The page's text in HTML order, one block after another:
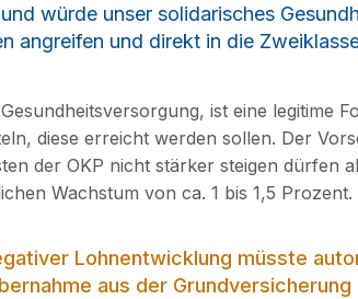
würde unser solidarisches
angreifen und direkt in die
ist eine legitime
diese erreicht werden sollen. Der
der OKP nicht stärker steigen dürfen
Wachstum von ca. 1 bis 1,5 Prozent.
Lohnentwicklung müsste
aus der Grundversicherung